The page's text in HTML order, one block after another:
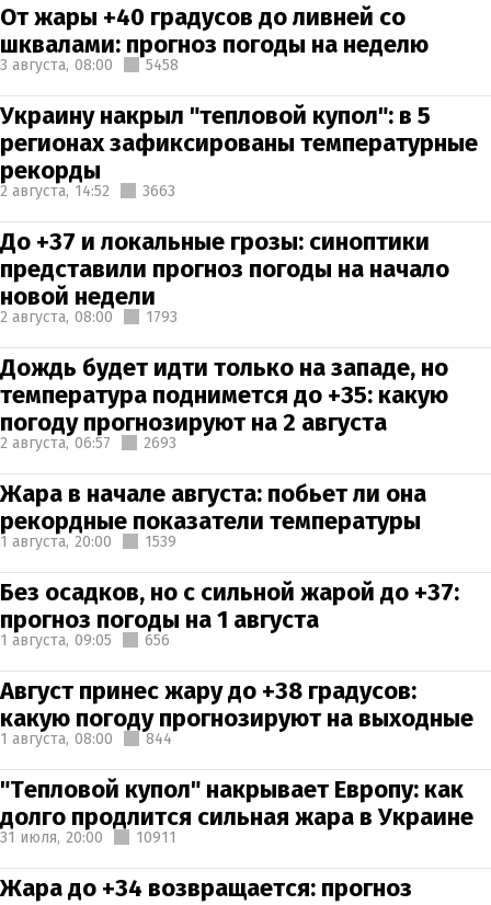
От жары +40 градусов до ливней со
шквалами: прогноз погоды на неделю
3 августа, 08:00 5458
Украину накрыл "тепловой купол": в 5
регионах зафиксированы температурные
рекорды
2 августа, 14:52 3663
До +37 и локальные грозы: синоптики
представили прогноз погоды на начало
новой недели
2 августа, 08:00 1793
Дождь будет идти только на западе, но
температура поднимется до +35: какую
погоду прогнозируют на 2 августа
2 августа, 06:57 2693
Жара в начале августа: побьет ли она
рекордные показатели температуры
1 августа, 20:00 1539
Без осадков, но с сильной жарой до +37:
прогноз погоды на 1 августа
1 августа, 09:05 656
Август принес жару до +38 градусов:
какую погоду прогнозируют на выходные
1 августа, 08:00 844
"Тепловой купол" накрывает Европу: как
долго продлится сильная жара в Украине
31 июля, 20:00 10911
Жара до +34 возвращается: прогноз